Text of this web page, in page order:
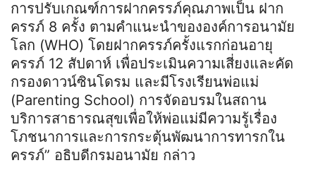
การปรับเกณฑ์การฝากครรภ์คุณภาพเป็น ฝาก
ครรภ์ 8 ครั้ง ตามคำแนะนำขององค์การอนามัย
โลก (WHO) โดยฝากครรภ์ครั้งแรกก่อนอายุ
ครรภ์ 12 สัปดาห์ เพื่อประเมินความเสี่ยงและคัด
กรองดาวน์ซินโดรม และมีโรงเรียนพ่อแม่
(Parenting School) การจัดอบรมในสถาน
บริการสาธารณสุขเพื่อให้พ่อแม่มีความรู้เรื่อง
โภชนาการและการกระตุ้นพัฒนาการทารกใน
ครรภ์” อธิบดีกรมอนามัย กล่าว